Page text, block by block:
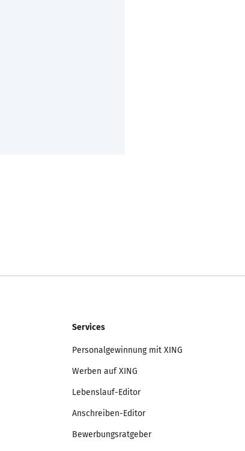
Services
Personalgewinnung mit XING
Werben auf XING
Lebenslauf-Editor
Anschreiben-Editor
Bewerbungsratgeber